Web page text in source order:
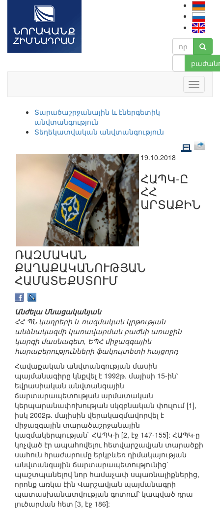
Տարածաշրջանային և էներգետիկ
անվտանգություն
Տեղեկատվական անվտանգություն
19.10.2018
ՀԱՊԿ-Ը
ՀՀ
ԱՐՏԱՔԻՆ
ՌԱԶՄԱԿԱՆ
ՔԱՂԱՔԱԿԱՆՈՒԹՅԱՆ
ՀԱՄԱՏԵՔՍՏՈՒՄ
Անժելա Մնացականյան
ՀՀ ՊՆ կադրերի և ռազմական կրթության
անձնակազմի կառավարման բաժնի առաջին
կարգի մասնագետ, ԵՊՀ միջազգային
հարաբերությունների ֆակուլտետի հայցորդ
Հավաքական անվտանգության մասին
պայմանագիրը կնքվել է 1992թ. մայիսի 15-ին՝
եվրասիական անվտանգային
ճարտարապետության արմատական
կերպարանափոխության սկզբնական փուլում [1],
իսկ 2002թ. մայիսին վերակազմավորվել է
միջազգային տարածաշրջանային
կազմակերպության` ՀԱՊԿ-ի [2, էջ 147-155]: ՀԱՊԿ-ը
կոչված էր ապահովելու հետվարշավյան տարածքի
սահուն հրաժարումը երկբևեռ դիմակայության
անվտանգային ճարտարապետությունից՝
պաշտպանելով նոր համաչափ սպառնալիքներից,
որոնք առկա էին Վարշավյան պայմանագրի
պատասխանատվության գոտում՝ կապված դրա
լուծարման հետ [3, էջ 186]: